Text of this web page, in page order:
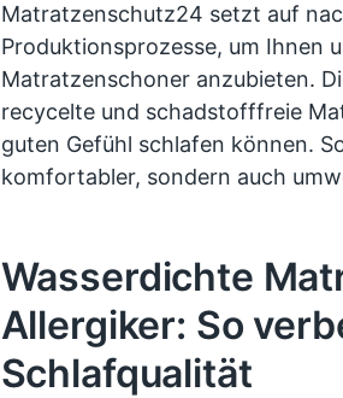
Matratzenschutz24 setzt auf
Produktionsprozesse, um Ihnen
Matratzenschoner anzubieten.
recycelte und schadstofffreie
guten Gefühl schlafen können.
komfortabler, sondern auch
Wasserdichte
Allergiker: So
Schlafqualität